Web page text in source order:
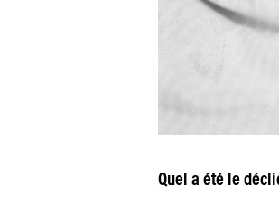
Quel a été le